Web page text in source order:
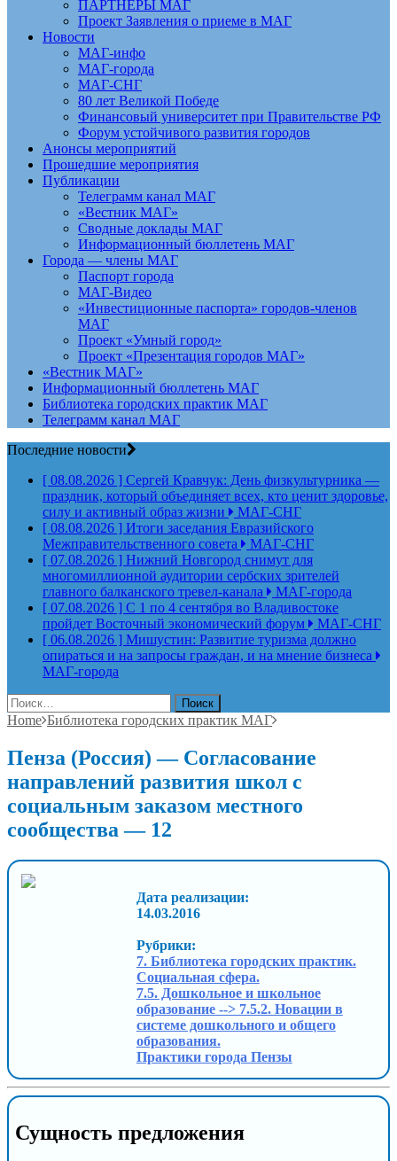
ПАРТНЕРЫ МАГ
Проект Заявления о приеме в МАГ
Новости
МАГ-инфо
МАГ-города
МАГ-СНГ
80 лет Великой Победе
Финансовый университет при Правительстве РФ
Форум устойчивого развития городов
Анонсы мероприятий
Прошедшие мероприятия
Публикации
Телеграмм канал МАГ
«Вестник МАГ»
Сводные доклады МАГ
Информационный бюллетень МАГ
Города — члены МАГ
Паспорт города
МАГ-Видео
«Инвестиционные паспорта» городов-членов
МАГ
Проект «Умный город»
Проект «Презентация городов МАГ»
«Вестник МАГ»
Информационный бюллетень МАГ
Библиотека городских практик МАГ
Телеграмм канал МАГ
Последние новости
[ 08.08.2026 ] Сергей Кравчук: День физкультурника —
праздник, который объединяет всех, кто ценит здоровье,
силу и активный образ жизни
МАГ-СНГ
[ 08.08.2026 ] Итоги заседания Евразийского
Межправительственного совета
МАГ-СНГ
[ 07.08.2026 ] Нижний Новгород снимут для
многомиллионной аудитории сербских зрителей
главного балканского тревел-канала
МАГ-города
[ 07.08.2026 ] С 1 по 4 сентября во Владивостоке
пройдет Восточный экономический форум
МАГ-СНГ
[ 06.08.2026 ] Мишустин: Развитие туризма должно
опираться и на запросы граждан, и на мнение бизнеса
МАГ-города
Найти:
Home Библиотека городских практик МАГ
Пенза (Россия) — Согласование
направлений развития школ с
социальным заказом местного
сообщества — 12
Дата реализации:
14.03.2016
Рубрики:
7. Библиотека городских практик.
Социальная сфера.
7.5. Дошкольное и школьное
образование --> 7.5.2. Новации в
системе дошкольного и общего
образования.
Практики города Пензы
Сущность предложения